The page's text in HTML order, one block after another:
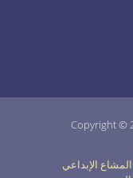
Copyright ©